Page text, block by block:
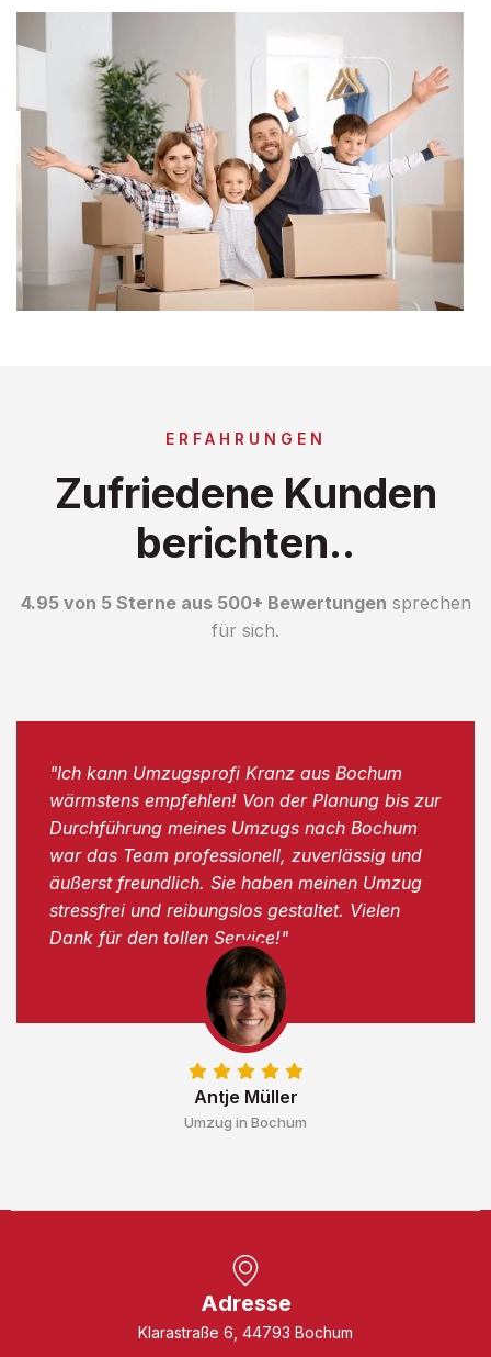
ERFAHRUNGEN
Zufriedene Kunden
berichten..
4.95 von 5 Sterne aus 500+ Bewertungen sprechen
für sich.
Antje Müller
Umzug in Bochum
"Ich kann Umzugsprofi Kranz aus Bochum
wärmstens empfehlen! Von der Planung bis zur
Durchführung meines Umzugs nach Bochum
war das Team professionell, zuverlässig und
äußerst freundlich. Sie haben meinen Umzug
stressfrei und reibungslos gestaltet. Vielen
Dank für den tollen Service!"
Adresse
Klarastraße 6, 44793 Bochum